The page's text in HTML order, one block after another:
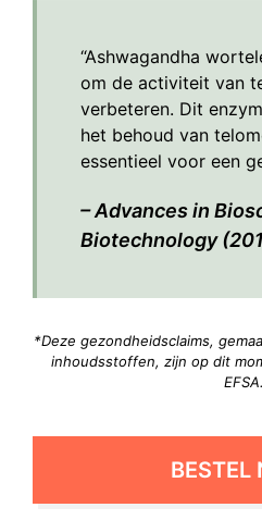
“Ashwagandha
om de activiteit van
verbeteren. Dit
het behoud van
essentieel voor een
– Advances in
Biotechnology
*Deze gezondheidsclaims,
inhoudsstoffen, zijn op dit
EFSA.
BESTEL